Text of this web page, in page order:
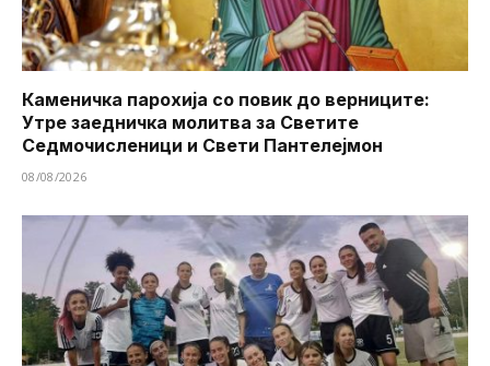
Каменичка парохија со повик до верниците:
Утре заедничка молитва за Светите
Седмочисленици и Свети Пантелејмон
08/08/2026